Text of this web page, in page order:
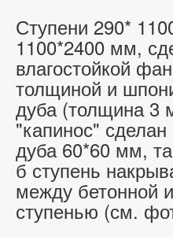
Ступени 290*
1100*2400 мм,
влагостойкой
толщиной и
дуба (толщина 3
"капинос"
дуба 60*60 мм,
б ступень
между бетонной
ступенью (см.